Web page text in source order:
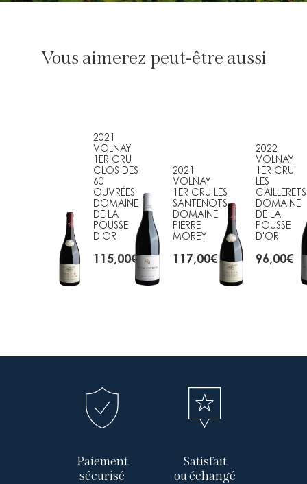
Vous aimerez peut-être aussi
2021
VOLNAY
1ER CRU
CLOS DES
60
OUVRÉES
DOMAINE
DE LA
POUSSE
D'OR
115,00€
2021
VOLNAY
1ER CRU LES
SANTENOTS
DOMAINE
PIERRE
MOREY
117,00€
2022
VOLNAY
1ER CRU
LES
CAILLERETS
DOMAINE
DE LA
POUSSE
D'OR
96,00€
Paiement
sécurisé
Satisfait
ou échangé